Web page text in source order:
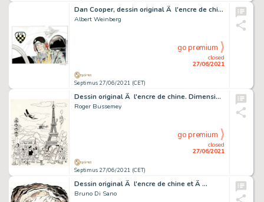
Dan Cooper, dessin original Ã l'encre de chine et Ã …
Albert Weinberg
Septimus 27/06/2021 (CET)
closed
27/06/2021
go premium
Dessin original Ã l'encre de chine. Dimensions : 35 cm…
Roger Bussemey
Septimus 27/06/2021 (CET)
closed
27/06/2021
go premium
Dessin original Ã l'encre de chine et Ã …
Bruno Di Sano